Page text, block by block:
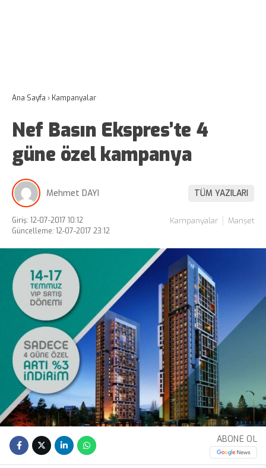
Ana Sayfa › Kampanyalar
Nef Basın Ekspres’te 4
güne özel kampanya
Mehmet DAYI TÜM YAZILARI
Giriş: 12-07-2017 10:12
Güncelleme: 12-07-2017 23:12
Kampanyalar Manşet
ABONE OL